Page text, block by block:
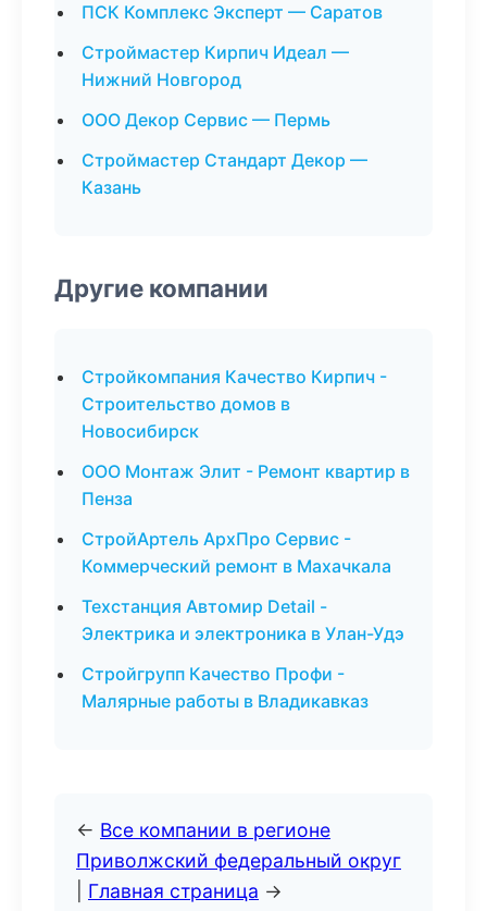
ПСК Комплекс Эксперт — Саратов
Строймастер Кирпич Идеал —
Нижний Новгород
ООО Декор Сервис — Пермь
Строймастер Стандарт Декор —
Казань
Другие компании
Стройкомпания Качество Кирпич -
Строительство домов в
Новосибирск
ООО Монтаж Элит - Ремонт квартир в
Пенза
СтройАртель АрхПро Сервис -
Коммерческий ремонт в Махачкала
Техстанция Автомир Detail -
Электрика и электроника в Улан-Удэ
Стройгрупп Качество Профи -
Малярные работы в Владикавказ
← Все компании в регионе
Приволжский федеральный округ
Главная страница →